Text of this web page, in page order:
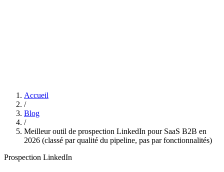
Accueil
/
Blog
/
Meilleur outil de prospection LinkedIn pour SaaS B2B en
2026 (classé par qualité du pipeline, pas par fonctionnalités)
Prospection LinkedIn